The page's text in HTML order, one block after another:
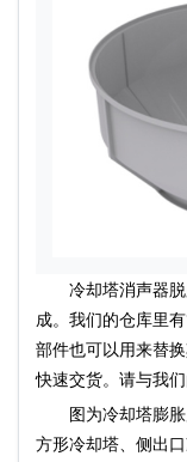
冷却塔消声器脱
成。我们的仓库里
部件也可以用来替
快速交货。请与我
图为冷却塔膨胀
方形冷却塔 、侧出